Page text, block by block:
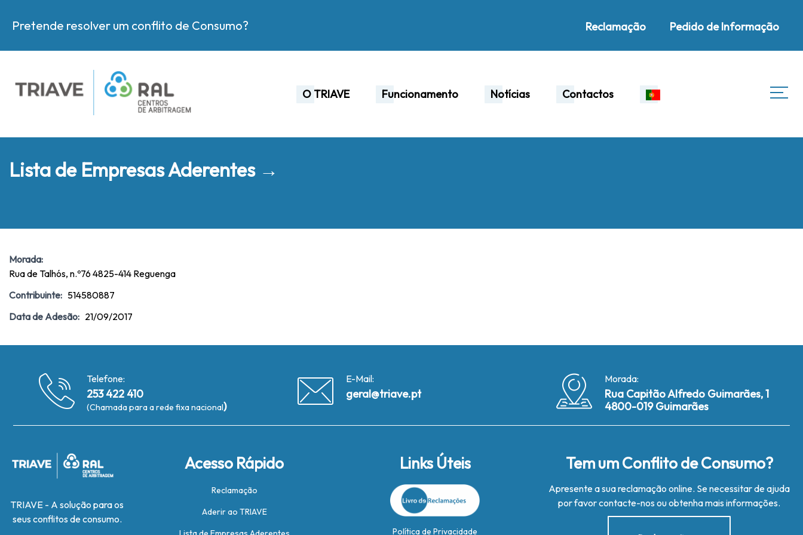
Pretende resolver um conflito de Consumo? Reclamação Pedido de Informação
O TRIAVE Funcionamento Notícias Contactos
Lista de Empresas Aderentes →
Morada:
Rua de Talhós, n.º76 4825-414 Reguenga
Contribuinte: 514580887
Data de Adesão: 21/09/2017
Telefone:
253 422 410
(Chamada para a rede fixa nacional)
E-Mail:
geral@triave.pt
Morada:
Rua Capitão Alfredo Guimarães, 1
4800-019 Guimarães
TRIAVE - A solução para os
seus conflitos de consumo.
Acesso Rápido
Reclamação
Aderir ao TRIAVE
Links Úteis
Política de Privacidade
Tem um Conflito de Consumo?
Apresente a sua reclamação online. Se necessitar de ajuda
por favor contacte-nos ou obtenha mais informações.